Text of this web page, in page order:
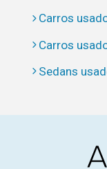
Carros
Carros
Sedans